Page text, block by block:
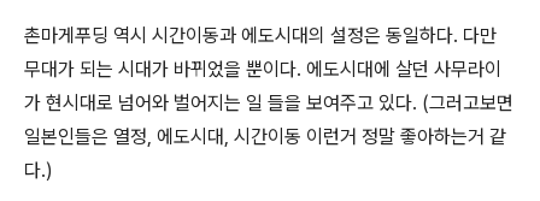
촌마게푸딩 역시 시간이동과 에도시대의 설정은 동일하다. 다만
무대가 되는 시대가 바뀌었을 뿐이다. 에도시대에 살던 사무라이
가 현시대로 넘어와 벌어지는 일 들을 보여주고 있다. (그러고보면
일본인들은 열정, 에도시대, 시간이동 이런거 정말 좋아하는거 같
다.)